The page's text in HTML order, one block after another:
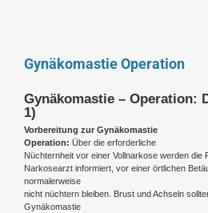
Gynäkomastie Operation
Gynäkomastie – Operation:
1)
Vorbereitung zur Gynäkomastie
Operation: Über die erforderliche
Nüchternheit vor einer Vollnarkose werden die
Narkosearzt informiert, vor einer örtlichen
normalerweise
nicht nüchtern bleiben. Brust und Achseln
Gynäkomastie